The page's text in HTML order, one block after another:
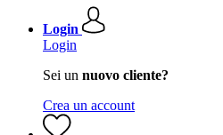
Login
Login
Sei un nuovo cliente?
Crea un account